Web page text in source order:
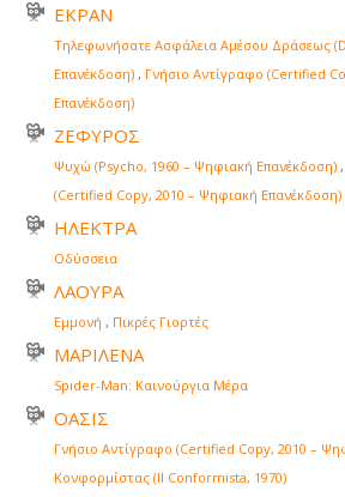
ΕΚΡΑΝ
Τηλεφωνήσατε Ασφάλεια Αμέσου Δράσεως
Επανέκδοση) , Γνήσιο Αντίγραφο (Certified
Επανέκδοση)
ΖΕΦΥΡΟΣ
Ψυχώ (Psycho, 1960 – Ψηφιακή Επανέκδοση) ,
(Certified Copy, 2010 – Ψηφιακή Επανέκδοση)
ΗΛΕΚΤΡΑ
Οδύσσεια
ΛΑΟΥΡΑ
Εμμονή , Πικρές Γιορτές
ΜΑΡΙΛΕΝΑ
Spider-Man: Καινούργια Μέρα
ΟΑΣΙΣ
Γνήσιο Αντίγραφο (Certified Copy, 2010 –
Κονφορμίστας (Il Conformista, 1970)